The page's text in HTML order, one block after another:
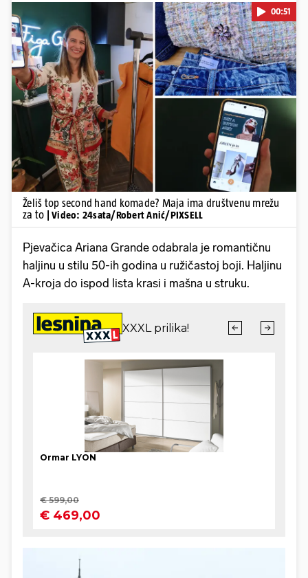
Pokretanje videa...
00:51
Želiš top second hand komade? Maja ima društvenu mrežu
za to
| Video: 24sata/Robert Anić/PIXSELL
Pjevačica Ariana Grande odabrala je romantičnu
haljinu u stilu 50-ih godina u ružičastoj boji. Haljinu
A-kroja do ispod lista krasi i mašna u struku.